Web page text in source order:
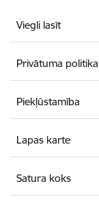
Viegli lasīt
Privātuma politika
Piekļūstamība
Lapas karte
Satura koks